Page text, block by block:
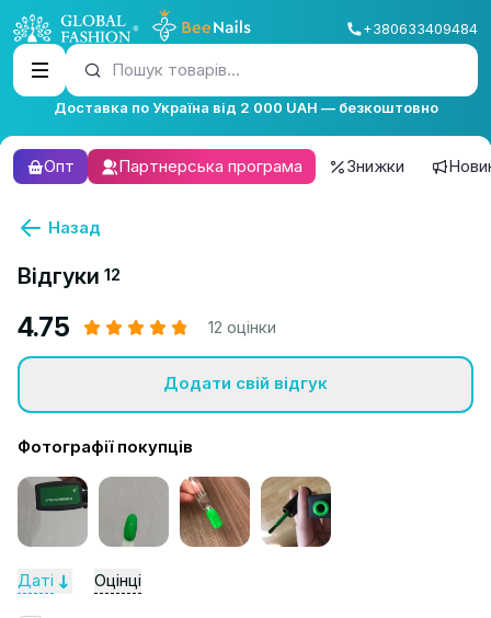
+380633409484
Пошук товарів...
Доставка по Україна від 2 000 UAH — безкоштовно
Опт Партнерська програма Знижки
Назад
Відгуки 12
4.75 12 оцінки
Додати свій відгук
Фотографії покупців
Даті Оцінці